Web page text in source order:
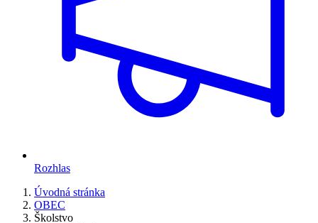
Rozhlas
Úvodná stránka
OBEC
Školstvo